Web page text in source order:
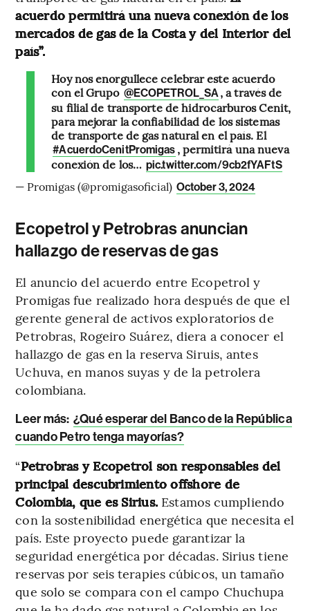
acuerdo permitirá una nueva conexión de los
mercados de gas de la Costa y del Interior del
país”.
Hoy nos enorgullece celebrar este acuerdo
con el Grupo @ECOPETROL_SA, a través de
su filial de transporte de hidrocarburos Cenit,
para mejorar la confiabilidad de los sistemas
de transporte de gas natural en el país. El
#AcuerdoCenitPromigas , permitirá una nueva
conexión de los… pic.twitter.com/9cb2fYAFtS
— Promigas (@promigasoficial) October 3, 2024
Ecopetrol y Petrobras anuncian
hallazgo de reservas de gas
El anuncio del acuerdo entre Ecopetrol y
Promigas fue realizado hora después de que el
gerente general de activos exploratorios de
Petrobras, Rogeiro Suárez, diera a conocer el
hallazgo de gas en la reserva Siruis, antes
Uchuva, en manos suyas y de la petrolera
colombiana.
Leer más: ¿Qué esperar del Banco de la República
cuando Petro tenga mayorías?
“Petrobras y Ecopetrol son responsables del
principal descubrimiento offshore de
Colombia, que es Sirius. Estamos cumpliendo
con la sostenibilidad energética que necesita el
país. Este proyecto puede garantizar la
seguridad energética por décadas. Sirius tiene
reservas por seis terapies cúbicos, un tamaño
que solo se compara con el campo Chuchupa